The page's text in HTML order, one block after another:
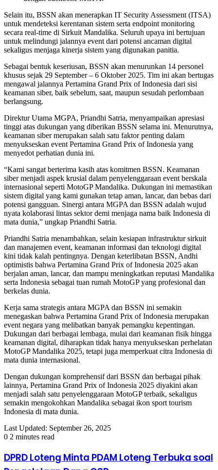
Selain itu, BSSN akan menerapkan IT Security Assessment (ITSA)
untuk mendeteksi kerentanan sistem serta endpoint monitoring
secara real-time di Sirkuit Mandalika. Seluruh upaya ini bertujuan
untuk melindungi jalannya event dari potensi ancaman digital
sekaligus menjaga kinerja sistem yang digunakan panitia.
Sebagai bentuk keseriusan, BSSN akan menurunkan 14 personel
khusus sejak 29 September – 6 Oktober 2025. Tim ini akan bertugas
mengawal jalannya Pertamina Grand Prix of Indonesia dari sisi
keamanan siber, baik sebelum, saat, maupun sesudah perlombaan
berlangsung.
Direktur Utama MGPA, Priandhi Satria, menyampaikan apresiasi
tinggi atas dukungan yang diberikan BSSN selama ini. Menurutnya,
keamanan siber merupakan salah satu faktor penting dalam
menyukseskan event Pertamina Grand Prix of Indonesia yang
menyedot perhatian dunia ini.
“Kami sangat berterima kasih atas komitmen BSSN. Keamanan
siber menjadi aspek krusial dalam penyelenggaraan event berskala
internasional seperti MotoGP Mandalika. Dukungan ini memastikan
sistem digital yang kami gunakan tetap aman, lancar, dan bebas dari
potensi gangguan. Sinergi antara MGPA dan BSSN adalah wujud
nyata kolaborasi lintas sektor demi menjaga nama baik Indonesia di
mata dunia,” ungkap Priandhi Satria.
Priandhi Satria menambahkan, selain kesiapan infrastruktur sirkuit
dan manajemen event, keamanan informasi dan teknologi digital
kini tidak kalah pentingnya. Dengan keterlibatan BSSN, Andhi
optimistis bahwa Pertamina Grand Prix of Indonesia 2025 akan
berjalan aman, lancar, dan mampu meningkatkan reputasi Mandalika
serta Indonesia sebagai tuan rumah MotoGP yang profesional dan
berkelas dunia.
Kerja sama strategis antara MGPA dan BSSN ini semakin
menegaskan bahwa Pertamina Grand Prix of Indonesia merupakan
event negara yang melibatkan banyak pemangku kepentingan.
Dukungan dari berbagai lembaga, mulai dari keamanan fisik hingga
keamanan digital, diharapkan tidak hanya menyukseskan perhelatan
MotoGP Mandalika 2025, tetapi juga memperkuat citra Indonesia di
mata dunia internasional.
Dengan dukungan komprehensif dari BSSN dan berbagai pihak
lainnya, Pertamina Grand Prix of Indonesia 2025 diyakini akan
menjadi salah satu penyelenggaraan MotoGP terbaik, sekaligus
semakin mengokohkan Mandalika sebagai ikon sport tourism
Indonesia di mata dunia.
Last Updated: September 26, 2025
0 2 minutes read
DPRD Loteng Minta PDAM Loteng Terbuka soal